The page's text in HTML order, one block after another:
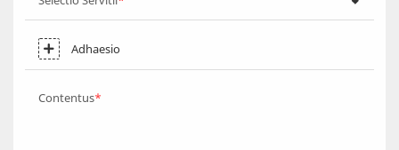
Adhaesio
Contentus